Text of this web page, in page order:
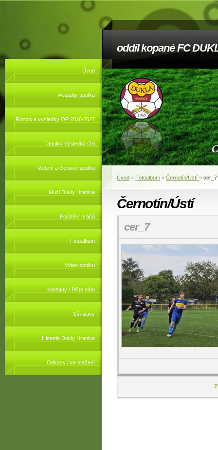
oddíl kopané FC
Úvod
Aktuality spolku
Rozpis a výsledky OP 2026/2027
Tabulky výsledků OS
Vedení a členové spolku
Muži Dukly Hranice
Pojištění hráčů
Fotoalbum
Video spolku
Kontakty / Pište nám
Síň slávy
Historie Dukly Hranice
Odkazy / ke stažení
Úvod » Fotoalbum » Černotín/Ústí » cer_7
Černotín/Ústí
cer_7